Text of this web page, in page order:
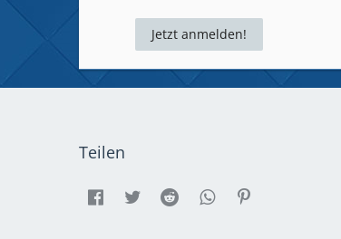
Jetzt anmelden!
Teilen